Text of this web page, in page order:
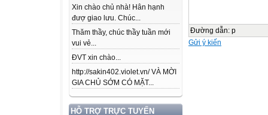
Xin chào chủ nhà! Hân hạnh
đượ giao lưu. Chúc...
Thăm thầy, chúc thầy tuần mới
vui vẻ...
ĐVT xin chào...
http://sakin402.violet.vn/ VÀ MỜI
GIA CHỦ SỚM CÓ MẶT...
HỖ TRỢ TRỰC TUYẾN
Đường dẫn: p
Gửi ý kiến